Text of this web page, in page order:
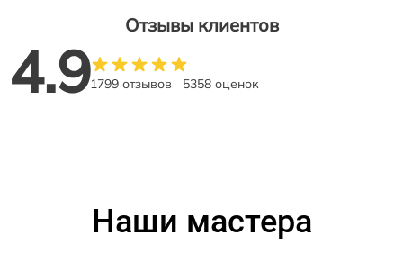
Отзывы клиентов
4.91799 отзывов 5358 оценок
Наши мастера